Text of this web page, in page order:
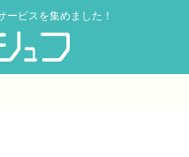
ービスを集めました！